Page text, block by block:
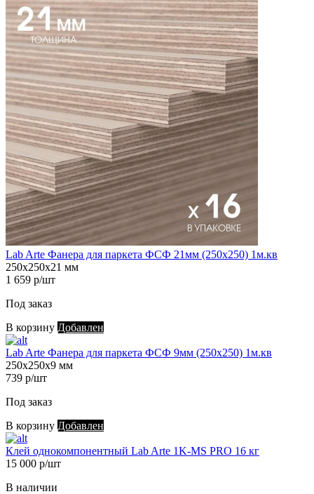
Lab Arte Фанера для паркета ФСФ 21мм (250х250) 1м.кв
250х250х21 мм
1 659 р/шт
Под заказ
В корзину Добавлен
Lab Arte Фанера для паркета ФСФ 9мм (250х250) 1м.кв
250х250х9 мм
739 р/шт
Под заказ
В корзину Добавлен
Клей однокомпонентный Lab Arte 1K-MS PRO 16 кг
15 000 р/шт
В наличии